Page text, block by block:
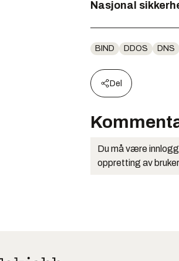
Nasjonal
BIND DDOS DNS
Del
Du må være
oppretting av